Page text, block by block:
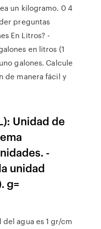
un kilogramo. 0 4
preguntas
En Litros? -
en litros (1
galones. Calcule
de manera fácil y
Unidad de
-
unidad
g=
del agua es 1 gr/cm